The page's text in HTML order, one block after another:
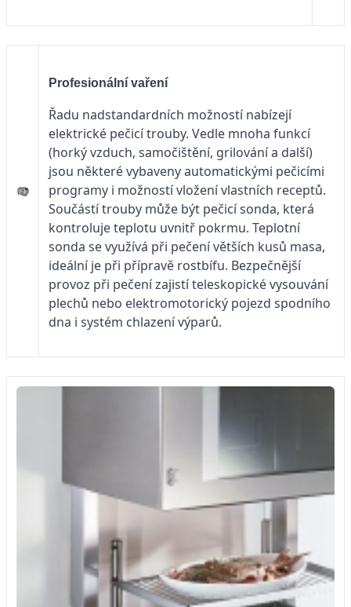
Profesionální vaření
Řadu nadstandardních možností nabízejí
elektrické pečicí trouby. Vedle mnoha funkcí
(horký vzduch, samočištění, grilování a další)
jsou některé vybaveny automatickými pečicími
programy i možností vložení vlastních receptů.
Součástí trouby může být pečicí sonda, která
kontroluje teplotu uvnitř pokrmu. Teplotní
sonda se využívá při pečení větších kusů masa,
ideální je při přípravě rostbífu. Bezpečnější
provoz při pečení zajistí teleskopické vysouvání
plechů nebo elektromotorický pojezd spodního
dna i systém chlazení výparů.